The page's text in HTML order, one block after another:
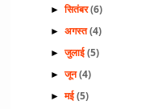
►सितंबर(6)
►अगस्त(4)
►जुलाई(5)
►जून(4)
►मई(5)